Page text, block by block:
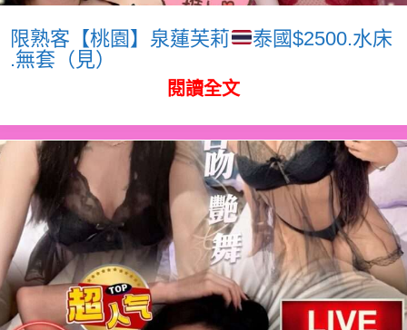
限熟客【桃園】泉蓮芙莉
泰國$2500.水床
.無套（見）
閱讀全文